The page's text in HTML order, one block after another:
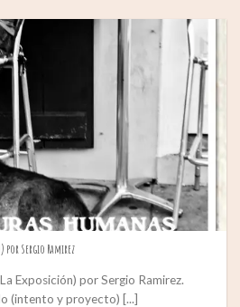
por Sergio Ramirez
Exposición) por Sergio Ramirez.
(intento y proyecto) [...]